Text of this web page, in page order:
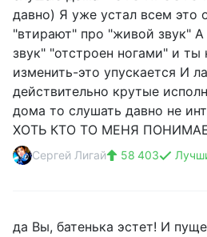
давно) Я уже устал всем это
"втирают" про "живой звук"
звук" "отстроен ногами" и
изменить-это упускается И
действительно крутые
дома то слушать давно не
ХОТЬ КТО ТО МЕНЯ
Сергей Лигай 58 403
да Вы, батенька эстет! И